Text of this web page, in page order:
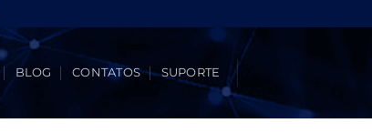
BLOG CONTATOS SUPORTE